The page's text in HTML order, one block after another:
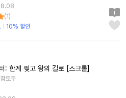
(1 )
10% 할인
: 한계 찢고 왕의 길로 [스크롤]
토두